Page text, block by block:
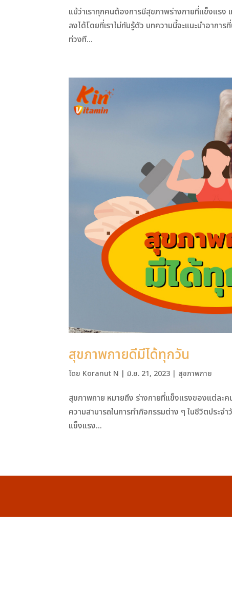
แม้ว่าเราทุกคนต้องการมีสุขภาพร่างกายที่แข็งแร
ลงได้โดยที่เราไม่ทันรู้ตัว บทความนี้จะแนะนำอากา
ท่วงที...
สุขภาพกายดีมีได้ทุกวัน
โดย Koranut N | มิ.ย. 21, 2023 | สุขภาพกาย
สุขภาพกาย หมายถึง ร่างกายที่แข็งแรงของแต่ละค
ความสามารถในการทำกิจกรรมต่าง ๆ ในชีวิตประ
แข็งแรง...